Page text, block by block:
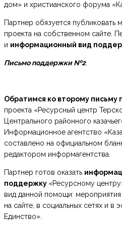
дом» и христианского форума
Партнер обязуется публиковать
проекта на собственном сайте.
и информационный вид
Письмо поддержки №2.
Обратимся ко второму письму
проекта «Ресурсный центр
Центрального районного
Информационное агентство
составлено на официальном
редактором информагентства.
Партнер готов оказать
поддержку «Ресурсному
вид данной помощи: мероприятия
на сайте, в социальных сетях и в
Единство».